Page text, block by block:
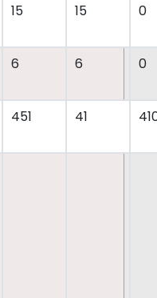
15 15 0
6 6 0
451 41